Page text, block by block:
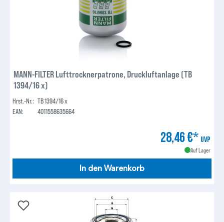
MANN-FILTER Lufttrocknerpatrone, Druckluftanlage (TB
1394/16 x)
Hrst.-Nr.: TB 1394/16 x
EAN:
4011558635664
28,46 €* UVP
Auf Lager
In den Warenkorb